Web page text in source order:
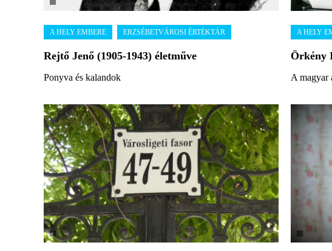
Rejtő Jenő (1905-1943) életműve
Ponyva és kalandok
Örkény
A magyar